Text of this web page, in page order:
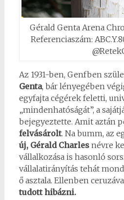
Gérald Genta Arena
Referenciaszám:
Az 1931-ben, Genfben
Genta, bár lényegében
egyfajta cégérek feletti,
„mindenhatóságát”, a
bejegyeztette. Amit aztán
felvásárolt. Na bumm, az
új, Gérald Charlesnévre
vállalkozása is hasonló
vállalatirányítás tehát
ő asztala. Ellenben
tudott hibázni.